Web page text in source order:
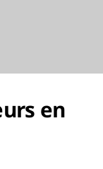
en